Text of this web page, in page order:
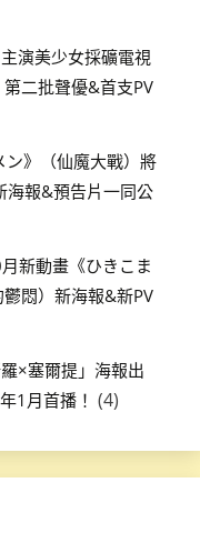
演美少女採礦電視
二批聲優&首支PV
》（仙魔大戰）將
海報&預告片一同公
新動畫《ひきこま
悶）新海報&新PV
×塞爾提」海報出
1月首播！ (4)